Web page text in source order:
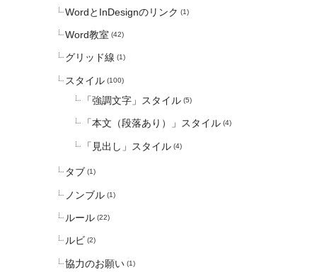
WordとInDesignのリンク (1)
Word教室 (42)
グリッド線 (1)
スタイル (100)
「強調文字」スタイル (5)
「本文（段落あり）」スタイル (4)
「見出し」スタイル (4)
タブ (1)
ノンブル (1)
ルール (22)
ルビ (2)
協力のお願い (1)